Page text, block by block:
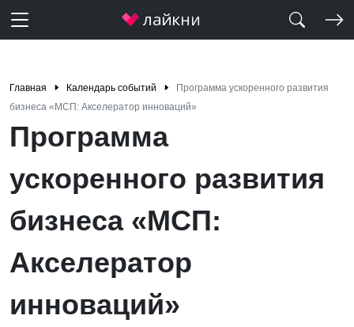
Главная Календарь событий
Программа ускоренного развития
бизнеса «МСП: Акселератор инноваций»
Программа
ускоренного развития
бизнеса «МСП:
Акселератор
инноваций»